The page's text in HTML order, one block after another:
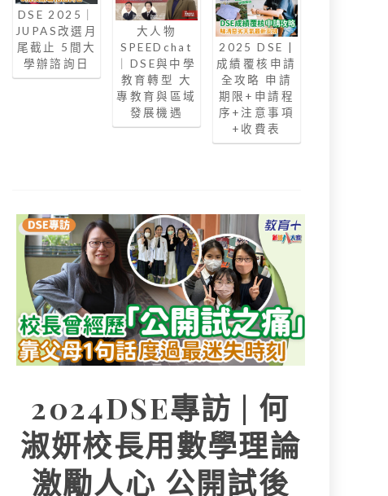
DSE 2025｜
JUPAS改選月
尾截止 5間大
學辦諮詢日
大人物
SPEEDchat
｜DSE與中學
教育轉型 大
專教育與區域
發展機遇
2025 DSE |
成績覆核申請
全攻略 申請
期限+申請程
序+注意事項
+收費表
2024DSE專訪 | 何
淑妍校長用數學理論
激勵人心 公開試後